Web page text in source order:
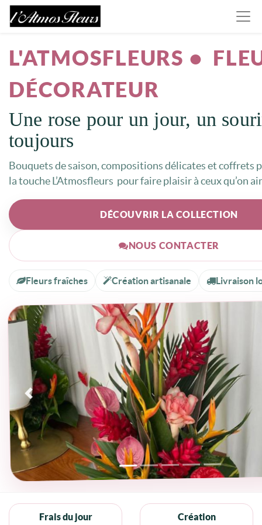
L'ATMOSFLEURS •
DÉCORATEUR
Une rose pour un jour, un
toujours
Bouquets de saison, compositions délicates et coffrets
la touche L’Atmosfleurs pour faire plaisir à ceux qu’on
DÉCOUVRIR LA COLLECTION
NOUS CONTACTER
Fleurs fraîches Création artisanale Livraison
Précédent
Frais du jour Création